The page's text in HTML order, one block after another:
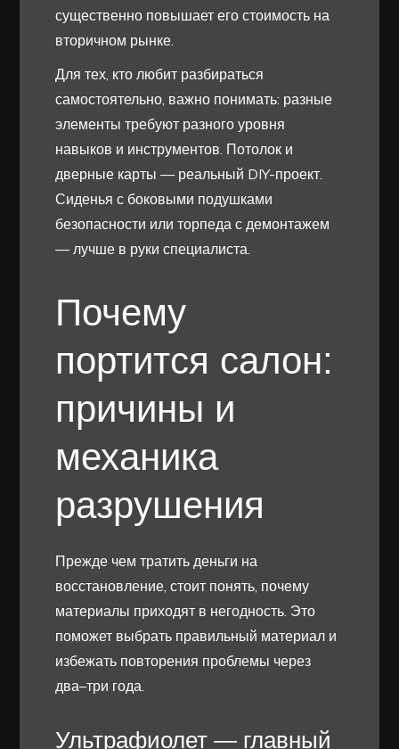
существенно повышает его стоимость на
вторичном рынке.
Для тех, кто любит разбираться
самостоятельно, важно понимать: разные
элементы требуют разного уровня
навыков и инструментов. Потолок и
дверные карты — реальный DIY-проект.
Сиденья с боковыми подушками
безопасности или торпеда с демонтажем
— лучше в руки специалиста.
Почему
портится салон:
причины и
механика
разрушения
Прежде чем тратить деньги на
восстановление, стоит понять, почему
материалы приходят в негодность. Это
поможет выбрать правильный материал и
избежать повторения проблемы через
два–три года.
Ультрафиолет — главный